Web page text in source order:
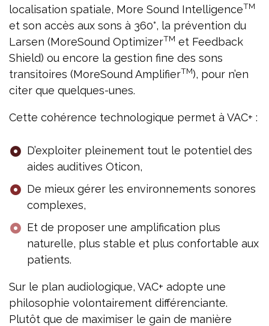
localisation spatiale, More Sound IntelligenceTM
et son accès aux sons à 360°, la prévention du
Larsen (MoreSound OptimizerTM et Feedback
Shield) ou encore la gestion fine des sons
transitoires (MoreSound AmplifierTM), pour n’en
citer que quelques-unes.
Cette cohérence technologique permet à VAC+ :
D’exploiter pleinement tout le potentiel des
aides auditives Oticon,
De mieux gérer les environnements sonores
complexes,
Et de proposer une amplification plus
naturelle, plus stable et plus confortable aux
patients.
Sur le plan audiologique, VAC+ adopte une
philosophie volontairement différenciante.
Plutôt que de maximiser le gain de manière